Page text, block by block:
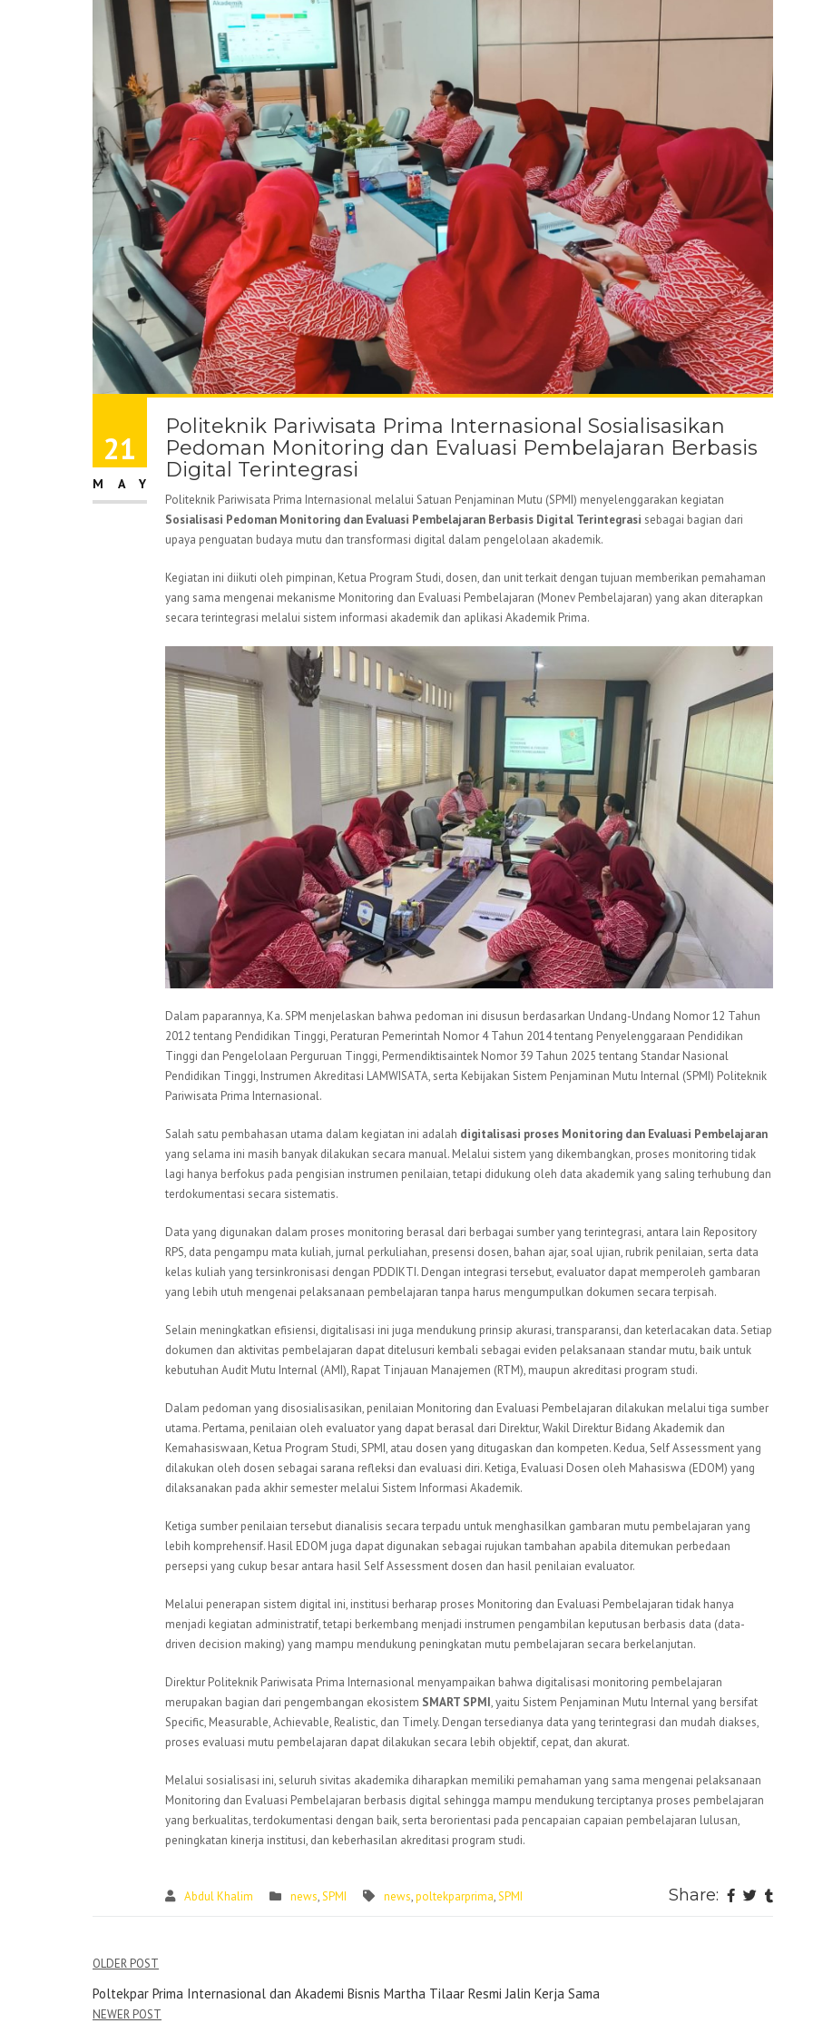
21
MAY
Politeknik Pariwisata Prima Internasional Sosialisasikan
Pedoman Monitoring dan Evaluasi Pembelajaran Berbasis
Digital Terintegrasi
Politeknik Pariwisata Prima Internasional melalui Satuan Penjaminan Mutu (SPMI) menyelenggarakan kegiatan
Sosialisasi Pedoman Monitoring dan Evaluasi Pembelajaran Berbasis Digital Terintegrasi sebagai bagian dari
upaya penguatan budaya mutu dan transformasi digital dalam pengelolaan akademik.
Kegiatan ini diikuti oleh pimpinan, Ketua Program Studi, dosen, dan unit terkait dengan tujuan memberikan pemahaman
yang sama mengenai mekanisme Monitoring dan Evaluasi Pembelajaran (Monev Pembelajaran) yang akan diterapkan
secara terintegrasi melalui sistem informasi akademik dan aplikasi Akademik Prima.
Dalam paparannya, Ka. SPM menjelaskan bahwa pedoman ini disusun berdasarkan Undang-Undang Nomor 12 Tahun
2012 tentang Pendidikan Tinggi, Peraturan Pemerintah Nomor 4 Tahun 2014 tentang Penyelenggaraan Pendidikan
Tinggi dan Pengelolaan Perguruan Tinggi, Permendiktisaintek Nomor 39 Tahun 2025 tentang Standar Nasional
Pendidikan Tinggi, Instrumen Akreditasi LAMWISATA, serta Kebijakan Sistem Penjaminan Mutu Internal (SPMI) Politeknik
Pariwisata Prima Internasional.
Salah satu pembahasan utama dalam kegiatan ini adalah digitalisasi proses Monitoring dan Evaluasi Pembelajaran
yang selama ini masih banyak dilakukan secara manual. Melalui sistem yang dikembangkan, proses monitoring tidak
lagi hanya berfokus pada pengisian instrumen penilaian, tetapi didukung oleh data akademik yang saling terhubung dan
terdokumentasi secara sistematis.
Data yang digunakan dalam proses monitoring berasal dari berbagai sumber yang terintegrasi, antara lain Repository
RPS, data pengampu mata kuliah, jurnal perkuliahan, presensi dosen, bahan ajar, soal ujian, rubrik penilaian, serta data
kelas kuliah yang tersinkronisasi dengan PDDIKTI. Dengan integrasi tersebut, evaluator dapat memperoleh gambaran
yang lebih utuh mengenai pelaksanaan pembelajaran tanpa harus mengumpulkan dokumen secara terpisah.
Selain meningkatkan efisiensi, digitalisasi ini juga mendukung prinsip akurasi, transparansi, dan keterlacakan data. Setiap
dokumen dan aktivitas pembelajaran dapat ditelusuri kembali sebagai eviden pelaksanaan standar mutu, baik untuk
kebutuhan Audit Mutu Internal (AMI), Rapat Tinjauan Manajemen (RTM), maupun akreditasi program studi.
Dalam pedoman yang disosialisasikan, penilaian Monitoring dan Evaluasi Pembelajaran dilakukan melalui tiga sumber
utama. Pertama, penilaian oleh evaluator yang dapat berasal dari Direktur, Wakil Direktur Bidang Akademik dan
Kemahasiswaan, Ketua Program Studi, SPMI, atau dosen yang ditugaskan dan kompeten. Kedua, Self Assessment yang
dilakukan oleh dosen sebagai sarana refleksi dan evaluasi diri. Ketiga, Evaluasi Dosen oleh Mahasiswa (EDOM) yang
dilaksanakan pada akhir semester melalui Sistem Informasi Akademik.
Ketiga sumber penilaian tersebut dianalisis secara terpadu untuk menghasilkan gambaran mutu pembelajaran yang
lebih komprehensif. Hasil EDOM juga dapat digunakan sebagai rujukan tambahan apabila ditemukan perbedaan
persepsi yang cukup besar antara hasil Self Assessment dosen dan hasil penilaian evaluator.
Melalui penerapan sistem digital ini, institusi berharap proses Monitoring dan Evaluasi Pembelajaran tidak hanya
menjadi kegiatan administratif, tetapi berkembang menjadi instrumen pengambilan keputusan berbasis data (data-
driven decision making) yang mampu mendukung peningkatan mutu pembelajaran secara berkelanjutan.
Direktur Politeknik Pariwisata Prima Internasional menyampaikan bahwa digitalisasi monitoring pembelajaran
merupakan bagian dari pengembangan ekosistem SMART SPMI, yaitu Sistem Penjaminan Mutu Internal yang bersifat
Specific, Measurable, Achievable, Realistic, dan Timely. Dengan tersedianya data yang terintegrasi dan mudah diakses,
proses evaluasi mutu pembelajaran dapat dilakukan secara lebih objektif, cepat, dan akurat.
Melalui sosialisasi ini, seluruh sivitas akademika diharapkan memiliki pemahaman yang sama mengenai pelaksanaan
Monitoring dan Evaluasi Pembelajaran berbasis digital sehingga mampu mendukung terciptanya proses pembelajaran
yang berkualitas, terdokumentasi dengan baik, serta berorientasi pada pencapaian capaian pembelajaran lulusan,
peningkatan kinerja institusi, dan keberhasilan akreditasi program studi.
Abdul Khalim news,SPMI news,poltekparprima,SPMI Share:
OLDER POST
Poltekpar Prima Internasional dan Akademi Bisnis Martha Tilaar Resmi Jalin Kerja Sama
NEWER POST